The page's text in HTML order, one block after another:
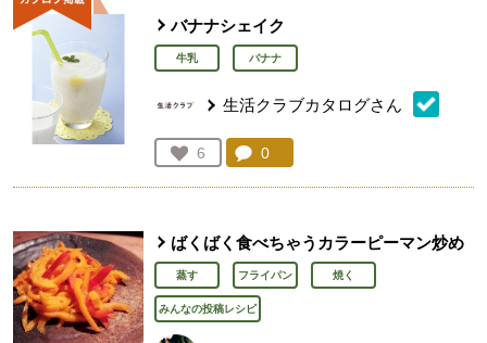
バナナシェイク
牛乳 バナナ
生活クラブカタログさん
お気に入り登録：
6
人が登録
コメント：
0
ばくばく食べちゃうカラーピーマン炒め
蒸す フライパン 焼く
みんなの投稿レシピ